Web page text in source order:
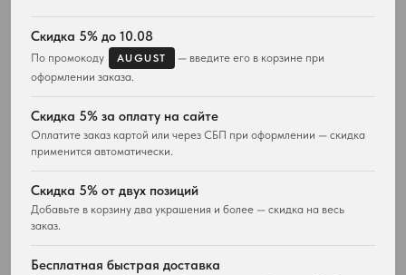
Скидка 5% до 10.08
По промокоду AUGUST
— введите его в корзине при
оформлении заказа.
Скидка 5% за оплату на сайте
Оплатите заказ картой или через СБП при оформлении — скидка
применится автоматически.
Скидка 5% от двух позиций
Добавьте в корзину два украшения и более — скидка на весь
заказ.
Бесплатная быстрая доставка
Весь ассортимент
Подвески и ожерелья
Серьги
Кольца
Часы
Сумки
ПОКУПАТЕЛЯМ
Доставка
Возврат товара
Отзывы покупателей
О магазине
Новости и проекты